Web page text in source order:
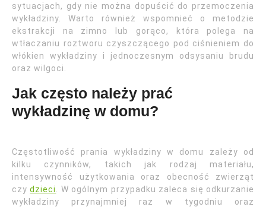
sytuacjach, gdy nie można dopuścić do przemoczenia
wykładziny. Warto również wspomnieć o metodzie
ekstrakcji na zimno lub gorąco, która polega na
wtłaczaniu roztworu czyszczącego pod ciśnieniem do
włókien wykładziny i jednoczesnym odsysaniu brudu
oraz wilgoci.
Jak często należy prać
wykładzinę w domu?
Częstotliwość prania wykładziny w domu zależy od
kilku czynników, takich jak rodzaj materiału,
intensywność użytkowania oraz obecność zwierząt
czydzieci
. W ogólnym przypadku zaleca się odkurzanie
wykładziny przynajmniej raz w tygodniu oraz